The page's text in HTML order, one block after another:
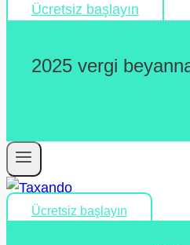
Ücretsiz başlayın
2025 vergi
Ücretsiz başlayın